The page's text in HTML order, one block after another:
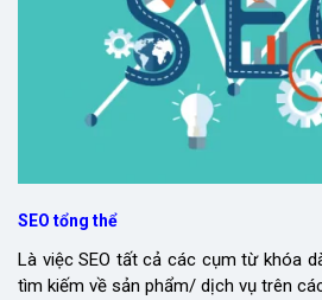
SEO tổng thể
Là việc SEO tất cả các cụm từ khóa
tìm kiếm về sản phẩm/ dịch vụ trên